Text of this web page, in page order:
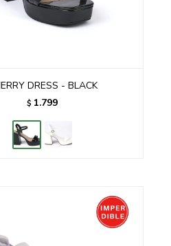
DRESS - BLACK
$ 1.799